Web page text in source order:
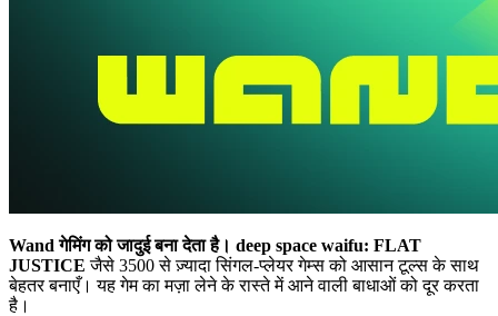
Wand गेमिंग को जादुई बना देता है। deep space waifu: FLAT
JUSTICE जैसे 3500 से ज़्यादा सिंगल-प्लेयर गेम्स को आसान टूल्स के साथ
बेहतर बनाएँ। यह गेम का मज़ा लेने के रास्ते में आने वाली बाधाओं को दूर करता
है।